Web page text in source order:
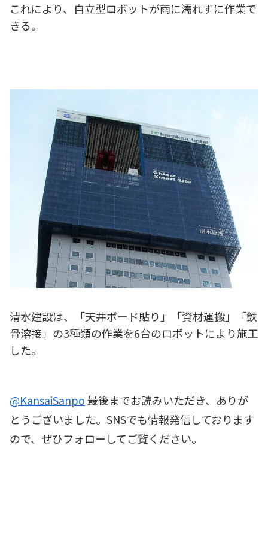
これにより、自立型ロボットが雨に濡れずに作業で
きる。
清水建設は、「天井ボード貼り」「資材運搬」「鉄
骨溶接」の3種類の作業を6台のロボットにより施工
した。
@KansaiSanpo最後までお読みいただき、ありが
とうございました。SNSでも情報発信しております
ので、ぜひフォローしてご覧ください。